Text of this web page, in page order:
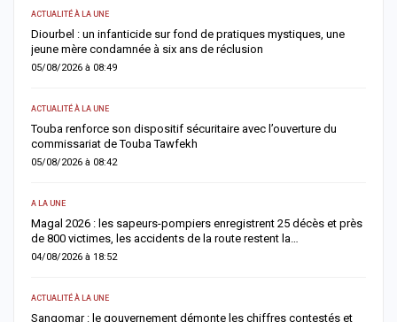
ACTUALITÉ À LA UNE
Diourbel : un infanticide sur fond de pratiques mystiques, une
jeune mère condamnée à six ans de réclusion
05/08/2026 à 08:49
ACTUALITÉ À LA UNE
Touba renforce son dispositif sécuritaire avec l’ouverture du
commissariat de Touba Tawfekh
05/08/2026 à 08:42
A LA UNE
Magal 2026 : les sapeurs-pompiers enregistrent 25 décès et près
de 800 victimes, les accidents de la route restent la…
04/08/2026 à 18:52
ACTUALITÉ À LA UNE
Sangomar : le gouvernement démonte les chiffres contestés et